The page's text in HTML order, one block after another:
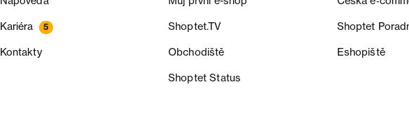
Kariéra 5
Kontakty
Shoptet.TV Shoptet
Obchodiště Eshopiště
Shoptet Status